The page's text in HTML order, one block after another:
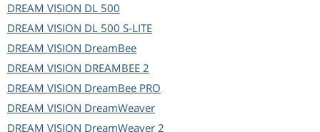
DREAM VISION DL 500
DREAM VISION DL 500 S-LITE
DREAM VISION DreamBee
DREAM VISION DREAMBEE 2
DREAM VISION DreamBee PRO
DREAM VISION DreamWeaver
DREAM VISION DreamWeaver 2